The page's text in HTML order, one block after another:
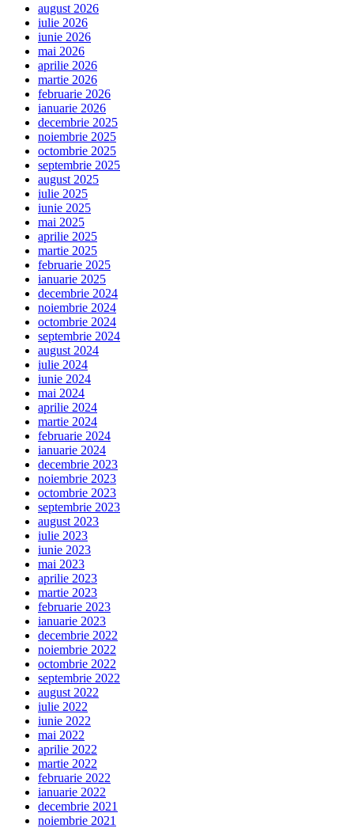
august 2026
iulie 2026
iunie 2026
mai 2026
aprilie 2026
martie 2026
februarie 2026
ianuarie 2026
decembrie 2025
noiembrie 2025
octombrie 2025
septembrie 2025
august 2025
iulie 2025
iunie 2025
mai 2025
aprilie 2025
martie 2025
februarie 2025
ianuarie 2025
decembrie 2024
noiembrie 2024
octombrie 2024
septembrie 2024
august 2024
iulie 2024
iunie 2024
mai 2024
aprilie 2024
martie 2024
februarie 2024
ianuarie 2024
decembrie 2023
noiembrie 2023
octombrie 2023
septembrie 2023
august 2023
iulie 2023
iunie 2023
mai 2023
aprilie 2023
martie 2023
februarie 2023
ianuarie 2023
decembrie 2022
noiembrie 2022
octombrie 2022
septembrie 2022
august 2022
iulie 2022
iunie 2022
mai 2022
aprilie 2022
martie 2022
februarie 2022
ianuarie 2022
decembrie 2021
noiembrie 2021